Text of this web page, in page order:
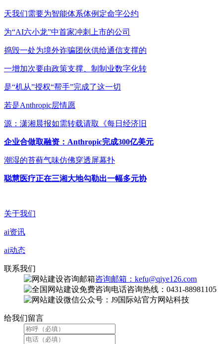
天我们需要为智能体系体例定命字公约
为“AI六小龙”中首家冲刺上市的公司
捣毁一处为境外诈骗团伙供给通信支撑的
一增加次要由政策支撑、制制业数字化转
是“机从”授权“帮手”完成了这一切
若是Anthropic层情愿
源：潇湘晨报如需转载请取《每日经济旧
企业合做取融资：Anthropic完成300亿美元
潮湿的苔藓气味仿佛穿透屏幕扑
聪慧医疗正在三湘大地勾勒出一幅多元协
关于我们
ai资讯
ai动态
联系我们
咨询邮箱：kefu@qiye126.com
咨询热线：0431-88981105
微信公众号：J9国际站官方网站科技
给我们留言